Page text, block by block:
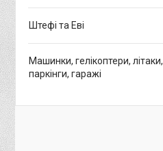
Штефі та Еві
Машинки, гелікоптери, літаки,
паркінги, гаражі